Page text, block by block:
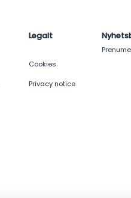
Legalt
Cookies
Privacy notice